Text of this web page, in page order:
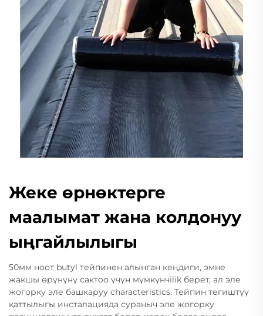
Жеке өрнөктерге
маалымат жана колдонуу
ыңгайлылыгы
50мм ноот butyl тейпинен алынган кеңдиги, эмне
жакшы өрүнүнү сактоо үчүн мүмкүнчilik берет, ал эле
жогорку эле башкаруу characteristics. Тейпин тегиштүү
қаттылыгы инсталацияда сураныч эле жогорку